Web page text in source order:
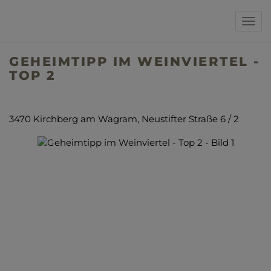
GEHEIMTIPP IM WEINVIERTEL -
TOP 2
3470 Kirchberg am Wagram, Neustifter Straße 6 / 2